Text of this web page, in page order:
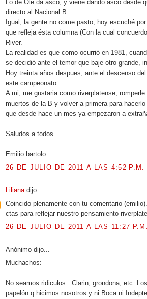
Lo de Olé da asco, y viene dando asco desde
directo al Nacional B.
Igual, la gente no come pasto, hoy escuché
que refleja ésta columna (Con la cual
River.
La realidad es que como ocurrió en 1981,
se decidió ante el temor que baje otro grande,
Hoy treinta años despues, ante el descenso
este campeonato.
A mi, me gustaria como riverplatense,
muertos de la B y volver a primera para
que desde hace un mes ya empezaron a
Saludos a todos
Emilio bartolo
26 DE JULIO DE 2011 A LAS 4:52 P.M.
Liliana dijo...
Coincido plenamente con tu comentario
ctas para reflejar nuestro pensamiento
26 DE JULIO DE 2011 A LAS 11:27 P.M.
Anónimo dijo...
Muchachos:
No seamos ridiculos...Clarin, grondona, etc.
papelón q hicimos nosotros y ni Boca ni